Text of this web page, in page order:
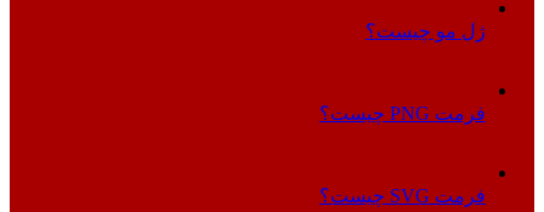
ژل مو چیست؟
فرمت PNG چیست؟
فرمت SVG چیست؟